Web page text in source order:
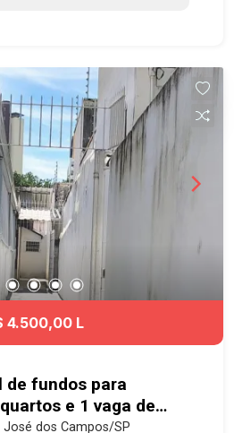
#JardimIsmênia
4.500,00 L
de fundos para
e 1 vaga de
- Vila Adyana
José dos Campos/SP